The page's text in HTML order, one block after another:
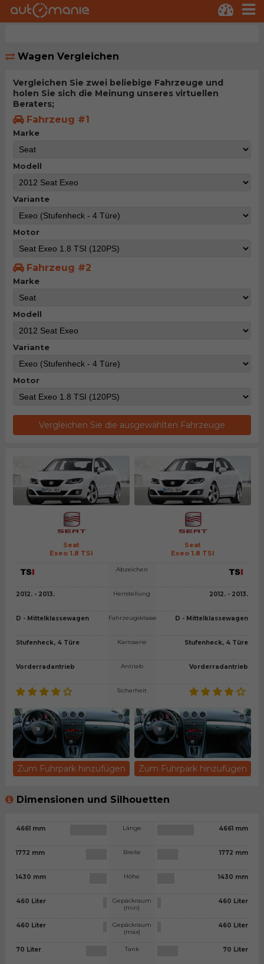
Wagen Vergleichen
Vergleichen Sie zwei beliebige Fahrzeuge und
holen Sie sich die Meinung unseres virtuellen
Beraters;
Fahrzeug #1
Marke
Modell
Variante
Motor
Fahrzeug #2
Marke
Modell
Variante
Motor
Vergleichen Sie die ausgewählten Fahrzeuge
Seat
Exeo 1.8 TSI
Seat
Exeo 1.8 TSI
2012. - 2013.
D - Mittelklassewagen
Stufenheck, 4 Türe
Vorderradantrieb
Abzeichen
Herrstellung
Fahrzeugsklasse
Karroserie
Antrieb
Sicherheit
2012. - 2013.
D - Mittelklassewagen
Stufenheck, 4 Türe
Vorderradantrieb
Zum Fuhrpark hinzufügen Zum Fuhrpark hinzufügen
Dimensionen und Silhouetten
4661 mm
1772 mm
1430 mm
460 Liter
460 Liter
70 Liter
Länge
Breite
Höhe
Gepäckraum
(min)
Gepäckraum
(max)
Tank
4661 mm
1772 mm
1430 mm
460 Liter
460 Liter
70 Liter